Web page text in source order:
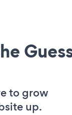
to grow
up.